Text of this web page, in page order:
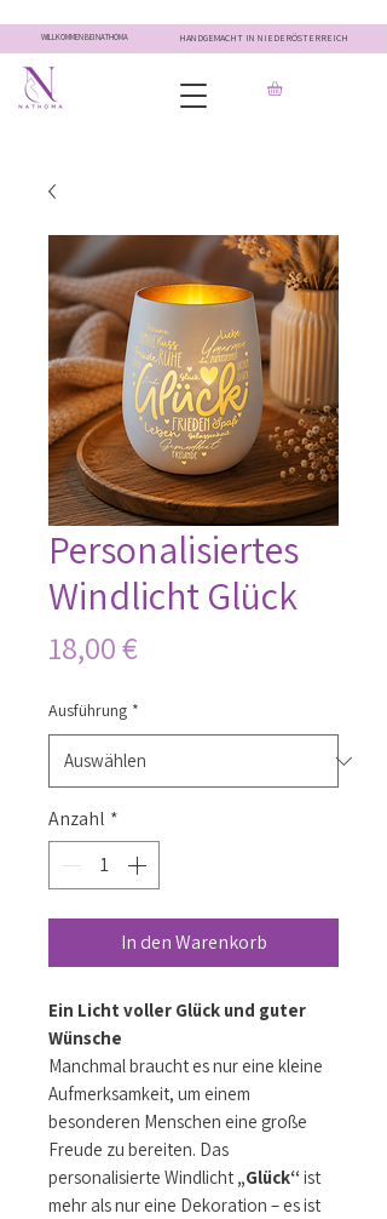
WILLKOMMEN BEI NATHOMA HANDGEMACHT IN NIEDERÖSTERREICH
Personalisiertes
Windlicht Glück
18,00 €Preis
Ausführung *
Anzahl *
In den Warenkorb
Ein Licht voller Glück und guter
Wünsche
Manchmal braucht es nur eine kleine
Aufmerksamkeit, um einem
besonderen Menschen eine große
Freude zu bereiten. Das
personalisierte Windlicht „Glück“ ist
mehr als nur eine Dekoration – es ist